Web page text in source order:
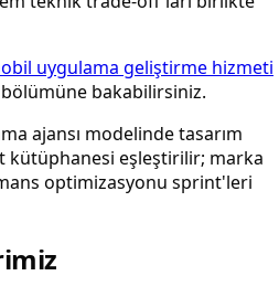
uygulama geliştirme hizmeti
bakabilirsiniz.
ajansı modelinde tasarım
kütüphanesi eşleştirilir; marka
optimizasyonu sprint'leri